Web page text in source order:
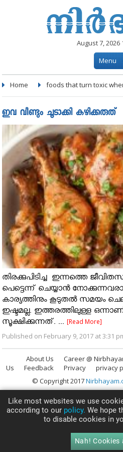
August 7, 2026
Menu
Home foods that turn toxic
ഇവ വീണ്ടും ചൂടാക്കി കഴിക്കരുത്
തിരക്കുപിടിച്ച ഇന്നത്തെ
പെട്ടെന്ന് ചെയ്യാന്‍
കാര്യത്തിനും കൂടുതല്‍ സമയം
ഇഷ്ടമല്ല. ഇത്തരത്തിലുള്ള
സൂക്ഷിക്കുന്നത്. ...[Read More]
Published on February 9, 2017 at 3:31
About Us Career @
Us
Feedback Privacy privacy
© Copyright 2017
Like most websites we use
according to our policy. We hope
to disable cookies in
Nah! Cookies